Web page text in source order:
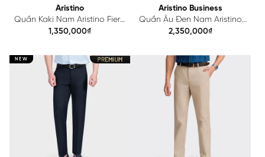
Aristino
Quần Kaki Nam Aristino Fiero
AKK0150S0
1,350,000₫
Aristino Business
Quần Âu Đen Nam Aristino
Business Wool lông cừu Fiero
2,350,000₫
NEW